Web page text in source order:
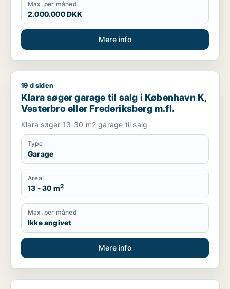
Max. per måned
2.000.000 DKK
Mere info
Klara søger garage til salg i København K, Vesterbro eller
19 d siden
Klara søger garage til salg i København K,
Vesterbro eller Frederiksberg m.fl.
Klara søger 13-30 m2 garage til salg
Type
Garage
Areal
13 - 30 m2
Max. per måned
Ikke angivet
Mere info